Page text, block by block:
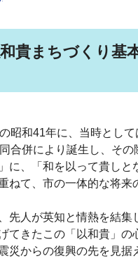
貴まちづくり基
昭和41年に、当時として
合併により誕生し、その
に、「和を以って貴しと
ねて、市の一体的な将来
先人が英知と情熱を結集
てきたこの「以和貴」の
災からの復興の先を見据